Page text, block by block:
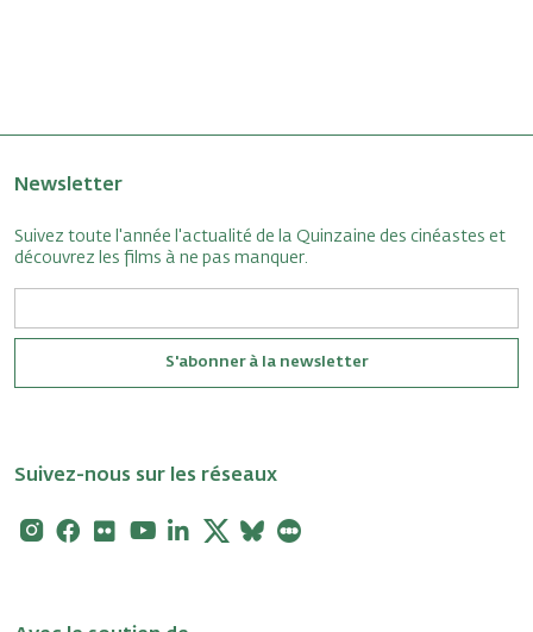
Newsletter
Suivez toute l'année l'actualité de la Quinzaine des cinéastes et
découvrez les films à ne pas manquer.
S'abonner à la newsletter
Suivez-nous sur les réseaux
Instagram
Facebook
FlickrYoutubeLinkedin
X Bluesky